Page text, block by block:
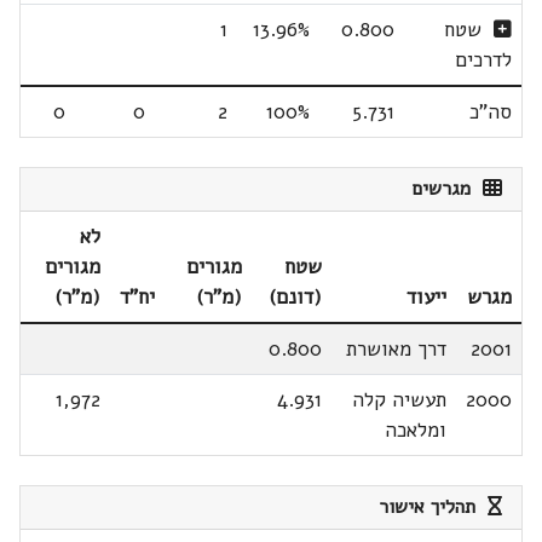
שטח
לדרכים
0.800
13.96%
1
סה"כ 5.731
100%
2
0
0
מגרשים
מגרש ייעוד
שטח
(דונם)
מגורים
(מ"ר)
יח"ד
לא
מגורים
(מ"ר)
2001
דרך מאושרת
0.800
2000
תעשיה קלה
ומלאכה
4.931
1,972
תהליך אישור